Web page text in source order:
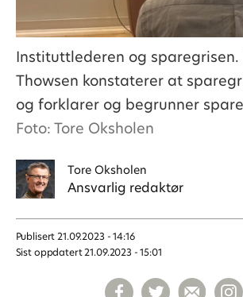
Instituttlederen og
Thowsen konstaterer at
og forklarer og begrunner
Foto: Tore Oksholen
Tore Oksholen
Ansvarlig redaktør
Publisert 21.09.2023 - 14:16
Sist oppdatert 21.09.2023 - 15:01